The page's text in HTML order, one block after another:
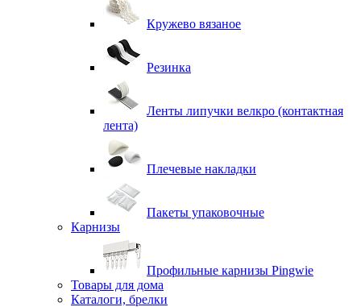
Кружево вязаное
Резинка
Ленты липучки велкро (контактная
лента)
Плечевые накладки
Пакеты упаковочные
Карнизы
Профильные карнизы Pingwie
Товары для дома
Каталоги, брелки